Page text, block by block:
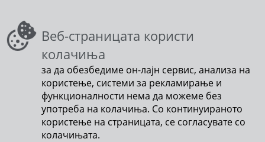
Веб-страницата користи
колачиња
за да обезбедиме он-лајн сервис, анализа на
користење, системи за рекламирање и
функционалности нема да можеме без
употреба на колачиња. Со континуираното
користење на страницата, се согласувате со
колачињата.